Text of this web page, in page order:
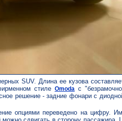
SUV. Длина ее кузова
стиле Omoda с
решение - задние фонари с
опциями переведено на цифру.